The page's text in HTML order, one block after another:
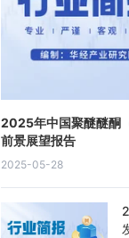
2025年中国聚醚醚酮
前景展望报告
2025-05-28